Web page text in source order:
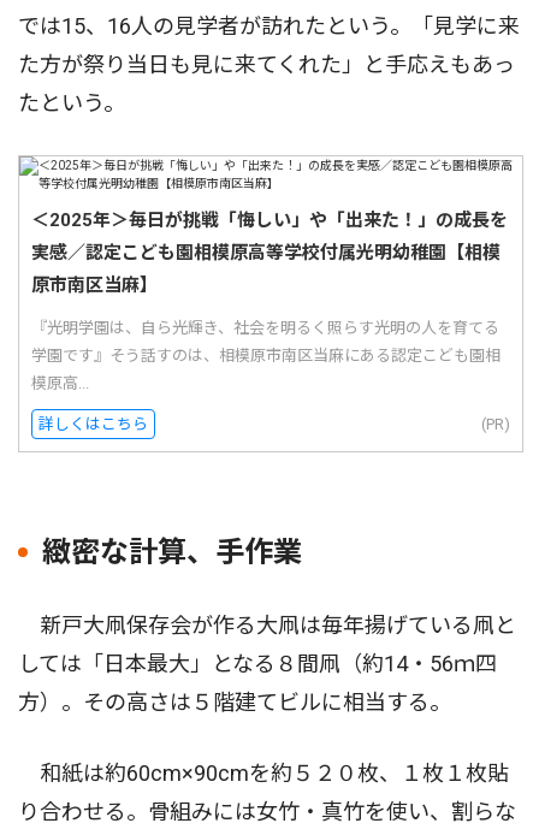
では15、16人の見学者が訪れたという。「見学に来
た方が祭り当日も見に来てくれた」と手応えもあっ
たという。
＜2025年＞毎日が挑戦「悔しい」や「出来た！」の成長を
実感／認定こども園相模原高等学校付属光明幼稚園【相模
原市南区当麻】
『光明学園は、自ら光輝き、社会を明るく照らす光明の人を育てる
学園です』そう話すのは、相模原市南区当麻にある認定こども園相
模原高...
詳しくはこちら (PR)
緻密な計算、手作業
新戸大凧保存会が作る大凧は毎年揚げている凧と
しては「日本最大」となる８間凧（約14・56ｍ四
方）。その高さは５階建てビルに相当する。
和紙は約60cm×90cmを約５２０枚、１枚１枚貼
り合わせる。骨組みには女竹・真竹を使い、割らな